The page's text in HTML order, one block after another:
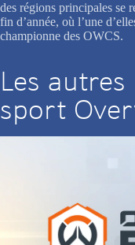
des régions principales se
fin d’année, où l’une
championne des OWCS.
Les
sport